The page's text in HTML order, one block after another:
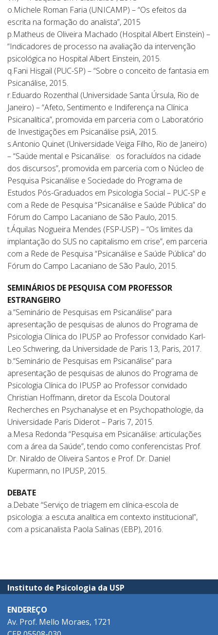
o.Michele Roman Faria (UNICAMP) – “Os efeitos da
escrita na formação do analista”, 2015
p.Matheus de Oliveira Machado (Hospital Albert Einstein) –
“Indicadores de processo na avaliação da intervenção
psicológica no Hospital Albert Einstein, 2015.
q.Fani Hisgail (PUC-SP) – “Sobre o conceito de fantasia em
Psicanálise, 2015.
r.Eduardo Rozenthal (Universidade Santa Úrsula, Rio de
Janeiro) – “Afeto, Sentimento e Indiferença na Clínica
Psicanalítica”, promovida em parceria com o Laboratório
de Investigações em Psicanálise psiA, 2015.
s.Antonio Quinet (Universidade Veiga Filho, Rio de Janeiro)
– “Saúde mental e Psicanálise: os foracluídos na cidade
dos discursos”, promovida em parceria com o Núcleo de
Pesquisa Psicanálise e Sociedade do Programa de
Estudos Pós-Graduados em Psicologia Social – PUC-SP e
com a Rede de Pesquisa “Psicanálise e Saúde Pública” do
Fórum do Campo Lacaniano de São Paulo, 2015.
t.Áquilas Nogueira Mendes (FSP-USP) – “Os limites da
implantação do SUS no capitalismo em crise”, em parceria
com a Rede de Pesquisa “Psicanálise e Saúde Pública” do
Fórum do Campo Lacaniano de São Paulo, 2015.
SEMINÁRIOS DE PESQUISA COM PROFESSOR
ESTRANGEIRO
a.“Seminário de Pesquisas em Psicanálise” para
apresentação de pesquisas de alunos do Programa de
Psicologia Clínica do IPUSP ao Professor convidado Karl-
Leo Schwering, da Universidade de Paris 13, Paris, 2017.
b.“Seminário de Pesquisas em Psicanálise” para
apresentação de pesquisas de alunos do Programa de
Psicologia Clínica do IPUSP ao Professor convidado
Christian Hoffmann, diretor da Escola Doutoral
Recherches en Psychanalyse et en Psychopathologie, da
Universidade Paris Diderot – Paris 7, 2015.
a.Mesa Redonda “Pesquisa em Psicanálise: articulações
com a área da Saúde”, tendo como conferencistas Prof.
Dr. Niraldo de Oliveira Santos e Prof. Dr. Daniel
Kupermann, no IPUSP, 2015.
DEBATE
a.Debate “Serviço de triagem em clínica-escola de
psicologia: a escuta analítica em contexto institucional”,
com a psicanalista Paola Salinas (EBP), 2016.
Instituto de Psicologia da USP
ENDEREÇO
Av. Prof. Mello Moraes, 1721